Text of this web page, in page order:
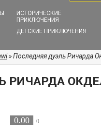
ИСТОРИЧЕСКИЕ
ПРИКЛЮЧЕНИЯ
ДЕТСКИЕ ПРИКЛЮЧЕНИЯ
» Последняя дуэль Ричарда
РИЧАРДА
0.00 0